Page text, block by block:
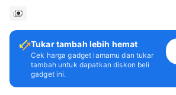
Tukar tambah lebih hemat
Cek harga gadget lamamu dan tukar
tambah untuk dapatkan diskon beli
gadget ini.